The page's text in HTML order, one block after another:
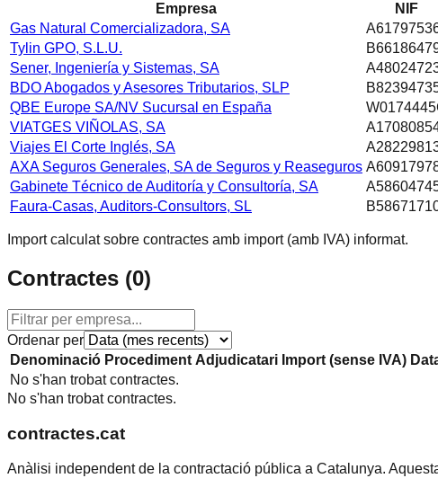
Empresa NIF
Gas Natural Comercializadora, SA
Tylin GPO, S.L.U.
Sener, Ingeniería y Sistemas, SA
BDO Abogados y Asesores Tributarios, SLP
QBE Europe SA/NV Sucursal en España
VIATGES VIÑOLAS, SA
Viajes El Corte Inglés, SA
AXA Seguros Generales, SA de Seguros y Reaseguros
Gabinete Técnico de Auditoría y Consultoría, SA
Faura-Casas, Auditors-Consultors, SL
Import calculat sobre contractes amb import (amb IVA) informat.
Contractes (0)
Ordenar per
Denominació Procediment Adjudicatari Import (sense IVA)
No s'han trobat contractes.
No s'han trobat contractes.
contractes.cat
Anàlisi independent de la contractació pública a Catalunya.